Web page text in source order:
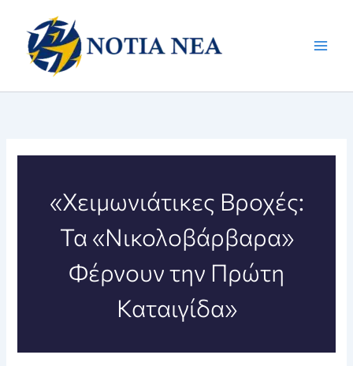
περιεχόμενο
«Χειμωνιάτικες Βροχές:
Τα «Νικολοβάρβαρα»
Φέρνουν την Πρώτη
Καταιγίδα»